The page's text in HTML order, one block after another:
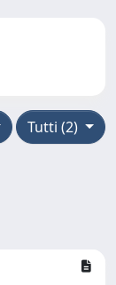
Tutti (2)